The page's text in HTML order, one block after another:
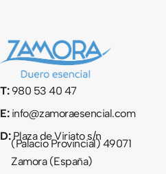
T:980 53 40 47
E:info@zamoraesencial.com
D:Plaza de Viriato s/n
(Palacio Provincial) 49071
Zamora (España)